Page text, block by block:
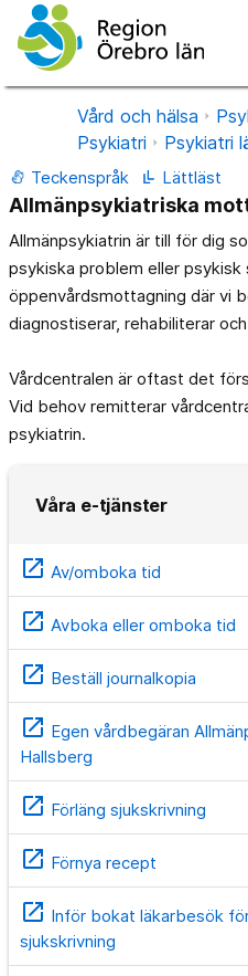
Vård och hälsa
Psykiatri
Psykiatri
Teckenspråk Lättläst
Allmänpsykiatriska
Allmänpsykiatrin är till för dig
psykiska problem eller
öppenvårdsmottagning där vi
diagnostiserar, rehabiliterar
Vårdcentralen är oftast det
Vid behov remitterar
psykiatrin.
Våra e-tjänster
open_in_new Av/omboka tid
open_in_new Avboka eller omboka tid
open_in_new Beställ journalkopia
open_in_new Egen vårdbegäran
Hallsberg
open_in_new Förläng sjukskrivning
open_in_new Förnya recept
open_in_new Inför bokat läkarbesök
sjukskrivning